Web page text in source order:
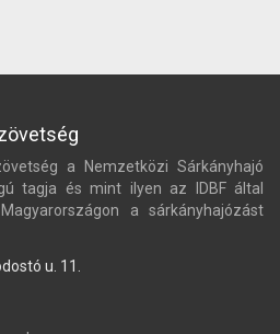
a Nemzetközi Sárkányhajó
tagja és mint ilyen az IDBF által
a sárkányhajózást
u. 11.